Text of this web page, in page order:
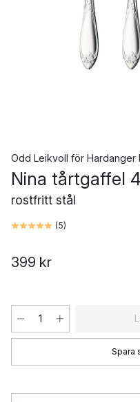
Odd Leikvoll för Hardanger
Nina tårtgaffel
rostfritt stål
(5)
399 kr
Spara